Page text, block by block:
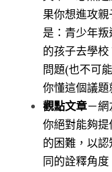
果你想進攻
是：青少年
的孩子去學
問題(也不可
你懂這個議題
觀點文章－
你絕對能夠
的困難，以
同的詮釋角